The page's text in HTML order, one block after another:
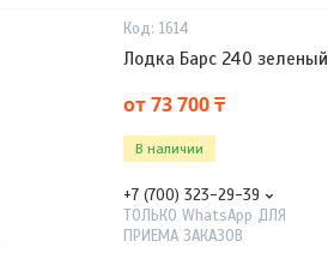
1614
Лодка Барс 240 зеленый
от 73 700 ₸
В наличии
+7 (700) 323-29-39
ТОЛЬКО WhatsApp ДЛЯ
ПРИЕМА ЗАКАЗОВ